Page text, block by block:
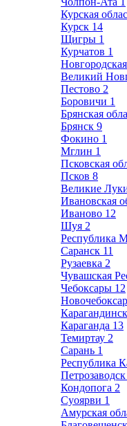
Курская
Курск 14
Щигры 1
Курчатов 1
Великий
Пестово 2
Боровичи 1
Брянская
Брянск 9
Фокино 1
Мглин 1
Псковская
Псков 8
Великие
Ивановская
Иваново 12
Шуя 2
Республика
Саранск 11
Рузаевка 2
Чувашская
Чебоксары 12
Караганда 13
Темиртау 2
Сарань 1
Республика
Петрозаводск
Кондопога 2
Суоярви 1
Амурская